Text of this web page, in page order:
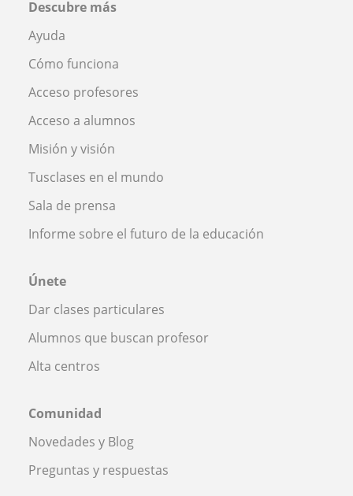
Descubre más
Ayuda
Cómo funciona
Acceso profesores
Acceso a alumnos
Misión y visión
Tusclases en el mundo
Sala de prensa
Informe sobre el futuro de la educación
Únete
Dar clases particulares
Alumnos que buscan profesor
Alta centros
Comunidad
Novedades y Blog
Preguntas y respuestas